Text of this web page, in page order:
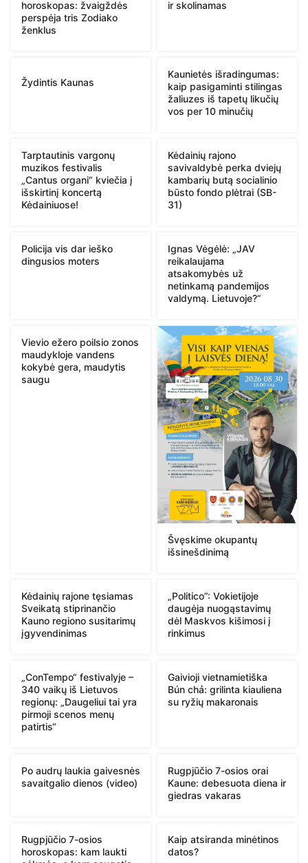
horoskopas: žvaigždės
perspėja tris Zodiako
ženklus
ir skolinamas
Žydintis Kaunas
Kaunietės išradingumas:
kaip pasigaminti stilingas
žaliuzes iš tapetų likučių
vos per 10 minučių
Tarptautinis vargonų
muzikos festivalis
„Cantus organi“ kviečia į
išskirtinį koncertą
Kėdainiuose!
Kėdainių rajono
savivaldybė perka dviejų
kambarių butą socialinio
būsto fondo plėtrai (SB-
31)
Policija vis dar ieško
dingusios moters
Ignas Vėgėlė: „JAV
reikalaujama
atsakomybės už
netinkamą pandemijos
valdymą. Lietuvoje?“
Vievio ežero poilsio zonos
maudykloje vandens
kokybė gera, maudytis
saugu
Švęskime okupantų
išsinešdinimą
Kėdainių rajone tęsiamas
Sveikatą stiprinančio
Kauno regiono susitarimų
įgyvendinimas
„Politico”: Vokietijoje
daugėja nuogąstavimų
dėl Maskvos kišimosi į
rinkimus
„ConTempo“ festivalyje –
340 vaikų iš Lietuvos
regionų: „Daugeliui tai yra
pirmoji scenos menų
patirtis“
Gaivioji vietnamietiška
Bún chả: grilinta kiauliena
su ryžių makaronais
Po audrų laukia gaivesnės
savaitgalio dienos (video)
Rugpjūčio 7-osios orai
Kaune: debesuota diena ir
giedras vakaras
Rugpjūčio 7-osios
horoskopas: kam laukti
Kaip atsiranda minėtinos
datos?